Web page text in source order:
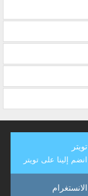
تويتر
انضم إلينا على تويتر
الانستغرام